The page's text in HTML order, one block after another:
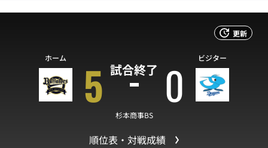
更新
試合終了
ホーム 5 0 ビジター
杉本商事BS
順位表・対戦成績